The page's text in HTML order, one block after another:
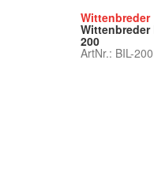
Wittenbreder
Wittenbreder
200
ArtNr.: BIL-200